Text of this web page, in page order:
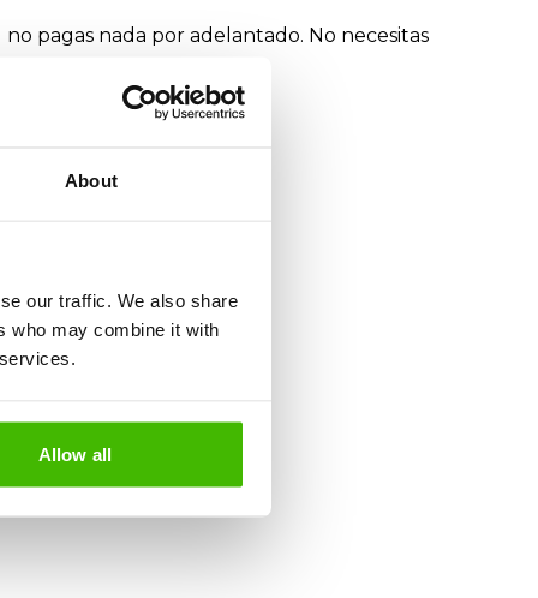
About
our traffic. We also share
who may combine it with
Allow all
pagas nada por adelantado. No necesitas